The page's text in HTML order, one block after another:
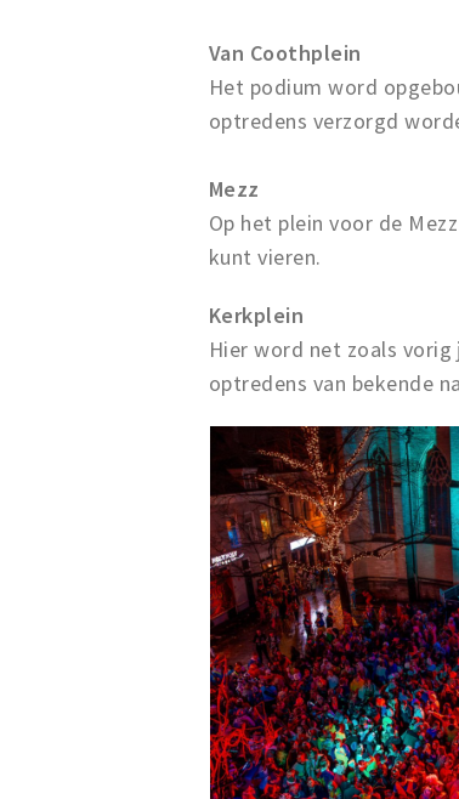
Van Coothplein
Het podium word
optredens verzorgd
Mezz
Op het plein voor de
kunt vieren.
Kerkplein
Hier word net zoals
optredens van bekende